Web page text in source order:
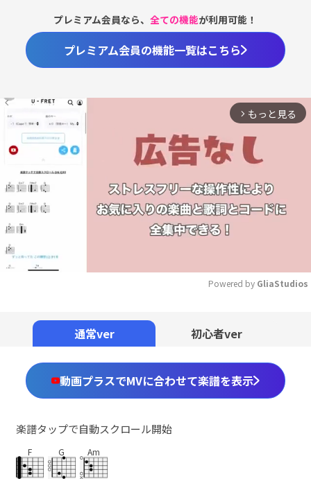
プレミアム会員なら、全ての機能が利用可能！
プレミアム会員の機能一覧はこちら
arrow_forward_ios もっと見る
Powered by GliaStudios
通常ver 初心者ver
動画プラスでMVに合わせて楽譜を表示
楽譜タップで自動スクロール開始
F G Am